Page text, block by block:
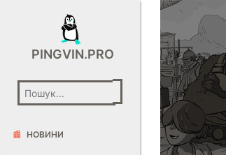
PINGVIN.PRO
📰 НОВИНИ